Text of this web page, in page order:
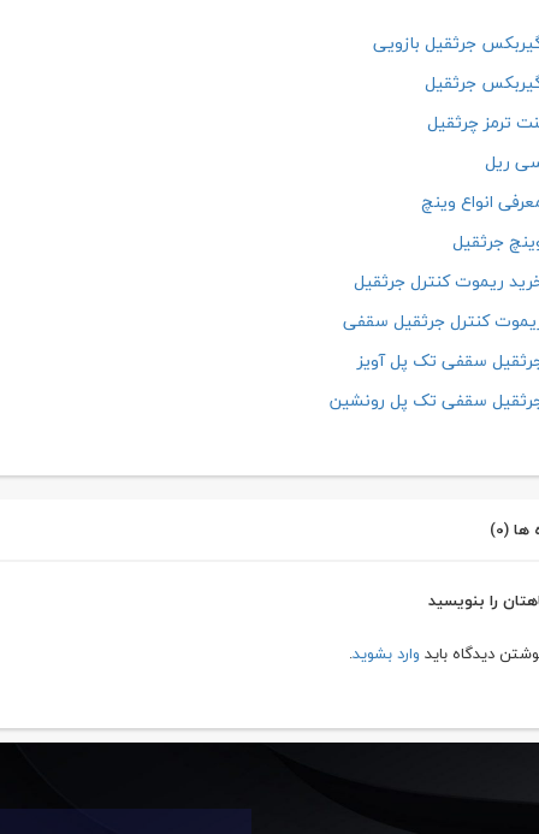
جرثقیل بازویی
جرثقیل
ترمز چرثقیل
ریل
انواع وینچ
جرثقیل
ریموت کنترل جرثقیل
کنترل جرثقیل سقفی
سقفی تک پل آویز
سقفی تک پل رونشین
(0)
را بنویسید
دیدگاه باید وارد بشوید.